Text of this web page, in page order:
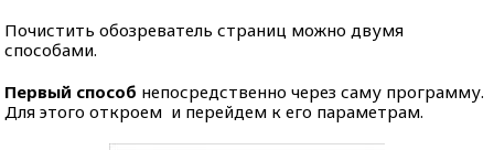
Почистить обозреватель страниц можно двумя
способами.
Первый способ непосредственно через саму программу.
Для этого откроем и перейдем к его параметрам.